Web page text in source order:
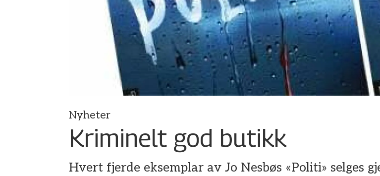
Nyheter
Kriminelt god butikk
Hvert fjerde eksemplar av Jo Nesbøs «Politi» selges